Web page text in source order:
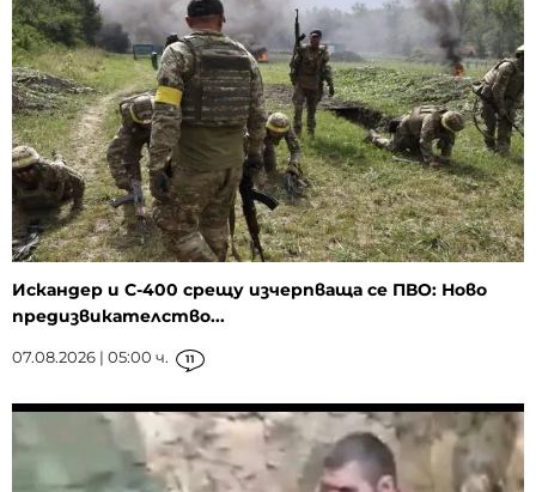
Искандер и С-400 срещу изчерпваща се ПВО: Ново
предизвикателство...
07.08.2026 | 05:00 ч. 11